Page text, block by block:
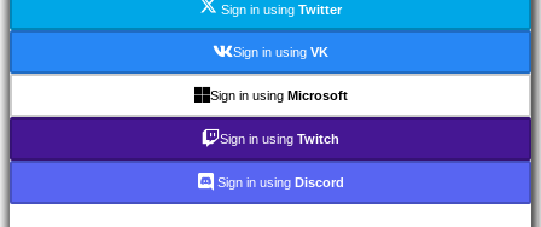
Skytespill
Casual
Sign in using Twitter
Sign in using VK
Sign in using Microsoft
Sign in using Twitch
Sign in using Discord